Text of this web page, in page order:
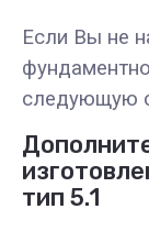
Если Вы не
следующую
тип 5.1